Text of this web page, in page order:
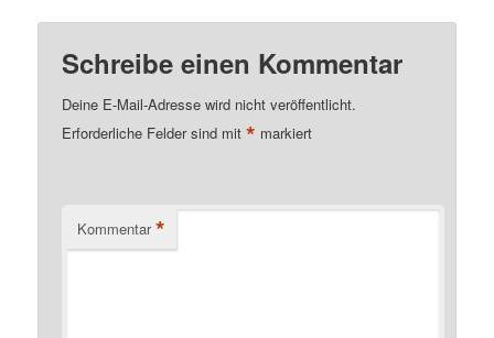
Schreibe einen Kommentar
Deine E-Mail-Adresse wird nicht veröffentlicht.
Erforderliche Felder sind mit* markiert
Kommentar *